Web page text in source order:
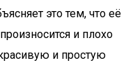
это тем, что её
и плохо
и простую